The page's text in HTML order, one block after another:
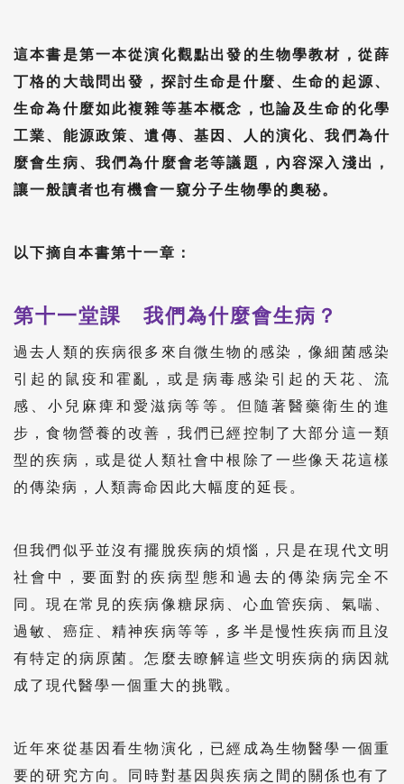
這本書是第一本從演化觀點出發的生物學教材，從薛
丁格的大哉問出發，探討生命是什麼、生命的起源、
生命為什麼如此複雜等基本概念，也論及生命的化學
工業、能源政策、遺傳、基因、人的演化、我們為什
麼會生病、我們為什麼會老等議題，內容深入淺出，
讓一般讀者也有機會一窺分子生物學的奧秘。
以下摘自本書第十一章：
第十一堂課 我們為什麼會生病？
過去人類的疾病很多來自微生物的感染，像細菌感染
引起的鼠疫和霍亂，或是病毒感染引起的天花、流
感、小兒麻痺和愛滋病等等。但隨著醫藥衛生的進
步，食物營養的改善，我們已經控制了大部分這一類
型的疾病，或是從人類社會中根除了一些像天花這樣
的傳染病，人類壽命因此大幅度的延長。
但我們似乎並沒有擺脫疾病的煩惱，只是在現代文明
社會中，要面對的疾病型態和過去的傳染病完全不
同。現在常見的疾病像糖尿病、心血管疾病、氣喘、
過敏、癌症、精神疾病等等，多半是慢性疾病而且沒
有特定的病原菌。怎麼去瞭解這些文明疾病的病因就
成了現代醫學一個重大的挑戰。
近年來從基因看生物演化，已經成為生物醫學一個重
要的研究方向。同時對基因與疾病之間的關係也有了